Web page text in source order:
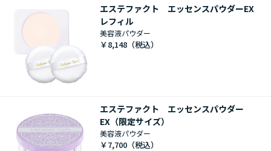
エステファクト エッセンスパウダーEX
レフィル
美容液パウダー
￥8,148
エステファクト エッセンスパウダー
EX（限定サイズ）
美容液パウダー
￥7,700